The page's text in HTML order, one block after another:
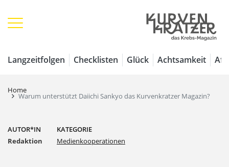
Langzeitfolgen Checklisten Glück Achtsamkeit
Home
Warum unterstützt Daiichi Sankyo das Kurvenkratzer Magazin?
AUTOR*IN
Redaktion
KATEGORIE
Medienkooperationen